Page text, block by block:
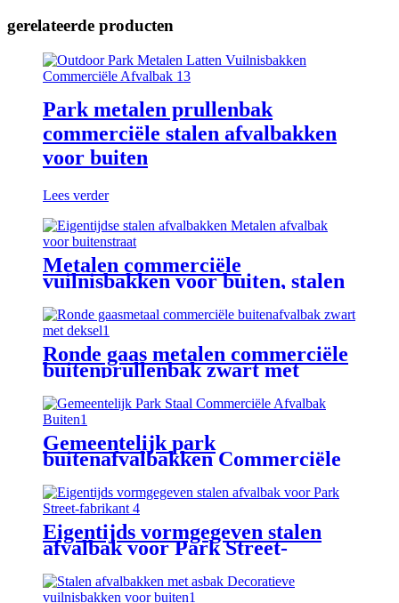
gerelateerde producten
Park metalen prullenbak
commerciële stalen afvalbakken
voor buiten
Lees verder
Metalen commerciële
vuilnisbakken voor buiten, stalen
Ronde gaas metalen commerciële
buitenprullenbak zwart met
Gemeentelijk park
buitenafvalbakken Commerciële
Eigentijds vormgegeven stalen
afvalbak voor Park Street-